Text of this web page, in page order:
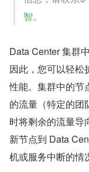
智。
Data Center 集群
因此，您可以轻松
性能。集群中的节
的流量（特定的团
时将剩余的流量导
新节点到 Data
机或服务中断的情